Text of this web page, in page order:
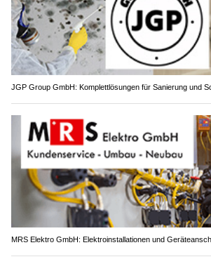
JGP Group GmbH: Komplettlösungen für Sanierung und
MRS Elektro GmbH: Elektroinstallationen und